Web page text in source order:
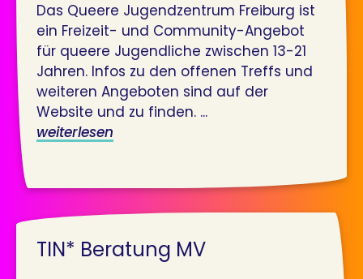
Das Queere Jugendzentrum Freiburg ist
ein Freizeit- und Community-Angebot
für queere Jugendliche zwischen 13-21
Jahren. Infos zu den offenen Treffs und
weiteren Angeboten sind auf der
Website und zu finden. ...
weiterlesen
TIN* Beratung MV